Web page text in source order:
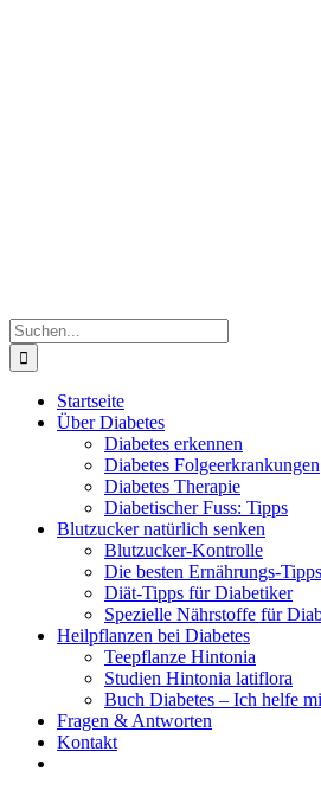
Suche
nach:
Startseite
Über Diabetes
Diabetes erkennen
Diabetes Folgeerkrankungen
Diabetes Therapie
Diabetischer Fuss: Tipps
Blutzucker natürlich senken
Blutzucker-Kontrolle
Die besten Ernährungs-
Diät-Tipps für Diabetiker
Spezielle Nährstoffe für
Heilpflanzen bei Diabetes
Teepflanze Hintonia
Studien Hintonia latiflora
Buch Diabetes – Ich helfe
Fragen & Antworten
Kontakt